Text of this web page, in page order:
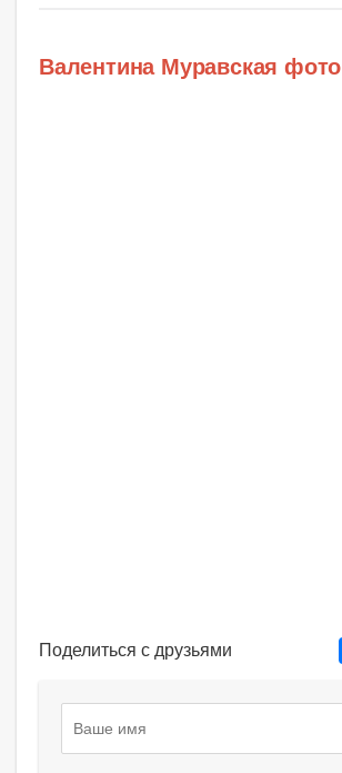
Валентина Муравская фото
Поделиться с друзьями